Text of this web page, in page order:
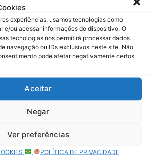
experiências, usamos tecnologias como
e/ou acessar informações do dispositivo. O
tecnologias nos permitirá processar dados
navegação ou IDs exclusivos neste site. Não
pode afetar negativamente certos
Aceitar
Negar
Ver preferências
POLÍTICA DE PRIVACIDADE